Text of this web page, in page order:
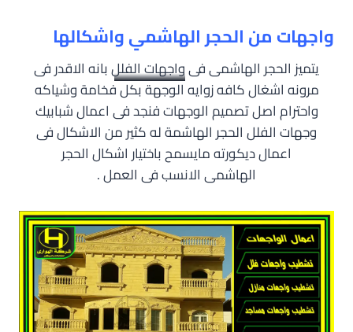
واجهات من الحجر الهاشمي واشكالها
يتميز الحجر الهاشمى فىواجهات الفللبانه الاقدر فى
مرونه اشغال كافه زوايه الوجهة بكل فخامة وشياكه
واحترام اصل تصميم الوجهات فنجد فى اعمال شبابيك
وجهات الفلل الحجر الهاشمة له كثير من الاشكال فى
اعمال ديكورته مايسمح باختيار اشكال الحجر
الهاشمى الانسب فى العمل .